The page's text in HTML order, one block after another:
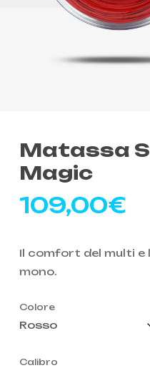
Matassa
Magic
109,00€
Il comfort del multi e
mono.
Colore
Calibro